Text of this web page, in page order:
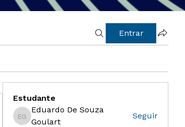
Entrar
Estudante
Eduardo De Souza Goulart
Eduardo De Souza
Goulart
Seguir